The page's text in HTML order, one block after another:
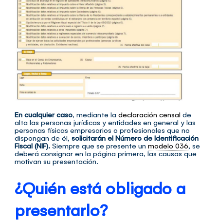
En cualquier caso, mediante la declaración censal de
alta las personas jurídicas y entidades en general y las
personas físicas empresarios o profesionales que no
dispongan de él, solicitarán el Número de Identificación
Fiscal (NIF). Siempre que se presente un modelo 036, se
deberá consignar en la página primera, las causas que
motivan su presentación.
¿Quién está obligado a
presentarlo?